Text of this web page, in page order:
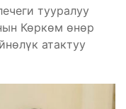
тууралуу
Көркөм өнөр
атактуу